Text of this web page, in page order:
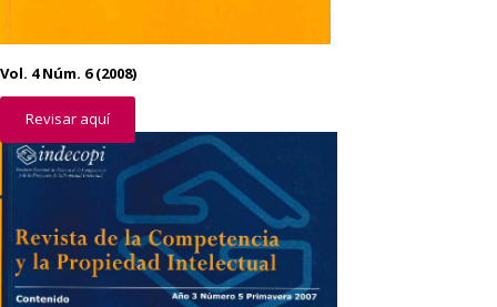
Vol. 4 Núm. 6 (2008)
Revisar aquí